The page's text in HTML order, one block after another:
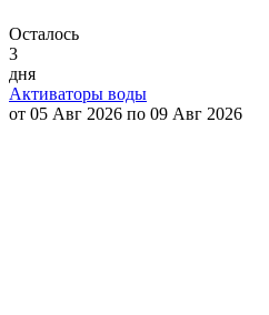
Осталось
3
дня
Активаторы воды
от 05 Авг 2026 по 09 Авг 2026